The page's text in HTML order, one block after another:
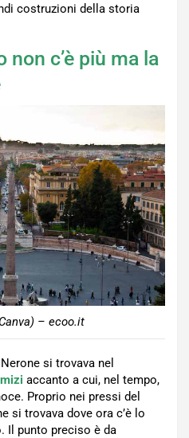
costruzioni della storia
non c’è più ma la
– ecoo.it
si trovava nel
accanto a cui, nel tempo,
Proprio nei pressi del
si trovava dove ora c’è lo
Il punto preciso è da